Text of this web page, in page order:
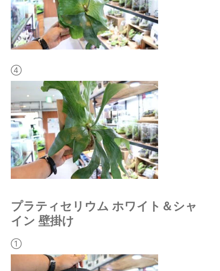
④
プラティセリウム ホワイト＆シャ
イン 壁掛け
①